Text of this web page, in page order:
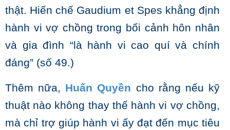
thật. Hiến chế Gaudium et Spes khẳng định
hành vi vợ chồng trong bối cảnh hôn nhân
và gia đình “là hành vi cao quí và chính
đáng” (số 49.)
Thêm nữa, Huấn Quyền cho rằng nếu kỹ
thuật nào không thay thế hành vi vợ chồng,
mà chỉ trợ giúp hành vi ấy đạt đến mục tiêu